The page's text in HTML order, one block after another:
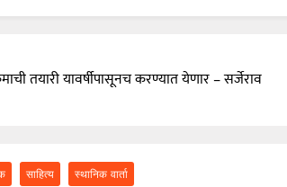
ज्येष्ठ भाविक लक्ष्मण भाऊसाहेब भुजबळ यांचे दुःखद निधन
तयारी यावर्षीपासूनच करण्यात येणार – सर्जेराव
साहित्य स्थानिक वार्ता